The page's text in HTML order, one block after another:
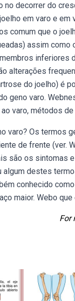
no decorrer do
em varo e em
comum que o
assim
inferiores
alterações
do joelho) é
geno varo.
varo, métodos
varo? Os termos
de frente (ver.
são os sintomas
algum destes
conhecido
maior. Webo
For